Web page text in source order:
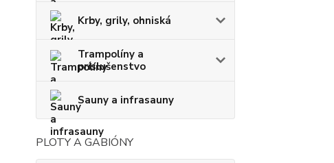
Krby, grily, ohniská
Trampolíny a
príslušenstvo
Sauny a infrasauny
PLOTY A GABIÓNY